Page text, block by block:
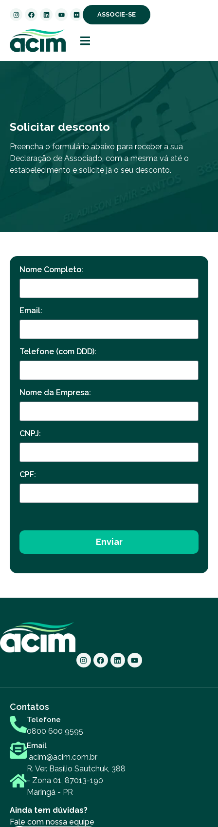
ASSOCIE-SE
Solicitar desconto
Preencha o formulário abaixo para receber a sua
Declaração de Associado, com a mesma vá até o
estabelecimento e solicite já o seu desconto.
Nome Completo:
Email:
Telefone (com DDD):
Nome da Empresa:
CNPJ:
CPF:
Enviar
Contatos
Telefone
0800 600 9595
Email
acim@acim.com.br
R. Ver. Basílio Sautchuk, 388
- Zona 01, 87013-190
Maringá - PR
Ainda tem dúvidas?
Fale com nossa equipe